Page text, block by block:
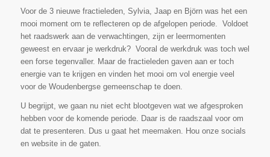
Voor de 3 nieuwe fractieleden, Sylvia, Jaap en Björn was het een
mooi moment om te reflecteren op de afgelopen periode. Voldoet
het raadswerk aan de verwachtingen, zijn er leermomenten
geweest en ervaar je werkdruk? Vooral de werkdruk was toch wel
een forse tegenvaller. Maar de fractieleden gaven aan er toch
energie van te krijgen en vinden het mooi om vol energie veel
voor de Woudenbergse gemeenschap te doen.
U begrijpt, we gaan nu niet echt blootgeven wat we afgesproken
hebben voor de komende periode. Daar is de raadszaal voor om
dat te presenteren. Dus u gaat het meemaken. Hou onze socials
en website in de gaten.